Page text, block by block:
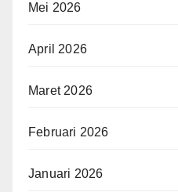
Mei 2026
April 2026
Maret 2026
Februari 2026
Januari 2026